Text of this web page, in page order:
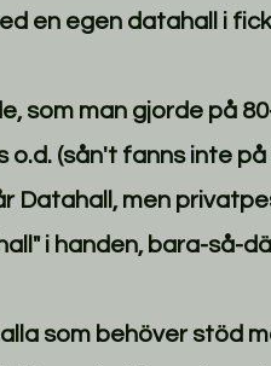
en egen datahall i
som man gjorde på
o.d. (sån't fanns inte
Datahall, men
i handen, bara-så-
som behöver stöd